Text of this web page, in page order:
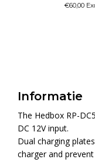
€60,00
Informatie
The Hedbox RP-
DC 12V input.
Dual charging
charger and